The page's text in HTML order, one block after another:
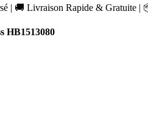
| 🚚 Livraison Rapide & Gratuite
HB1513080